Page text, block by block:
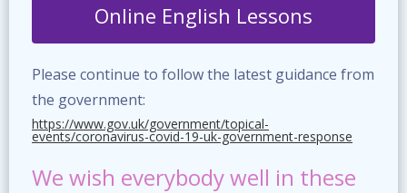
Online English Lessons
Please continue to follow the latest guidance from
the government:
https://www.gov.uk/government/topical-
events/coronavirus-covid-19-uk-government-response
We wish everybody well in these